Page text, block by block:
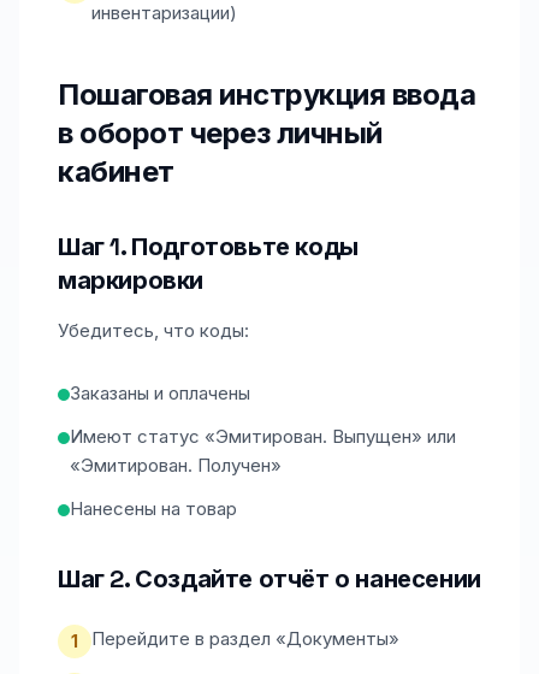
инвентаризации)
Пошаговая инструкция ввода
в оборот через личный
кабинет
Шаг 1. Подготовьте коды
маркировки
Убедитесь, что коды:
Заказаны и оплачены
Имеют статус «Эмитирован. Выпущен» или
«Эмитирован. Получен»
Нанесены на товар
Шаг 2. Создайте отчёт о нанесении
1 Перейдите в раздел «Документы»